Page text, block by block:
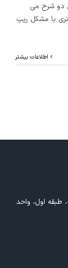
دو شرح می
با مشکل ریپ
اطلاعات بیشتر
تهران، خیابان آزادی، نبش استاد معین، پلاک 486، طبقه اول، واحد